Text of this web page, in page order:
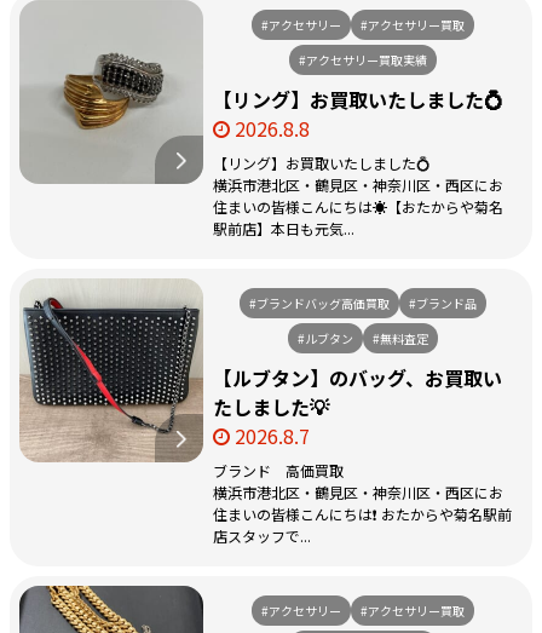
#アクセサリー
#アクセサリー買取
#アクセサリー買取実績
【リング】お買取いたしました💍
2026.8.8
【リング】お買取いたしました💍
横浜市港北区・鶴見区・神奈川区・西区にお
住まいの皆様こんにちは☀️【おたからや菊名
駅前店】本日も元気...
#ブランドバッグ高価買取
#ブランド品
#ルブタン
#無料査定
【ルブタン】のバッグ、お買取い
たしました💡
2026.8.7
ブランド 高価買取
横浜市港北区・鶴見区・神奈川区・西区にお
住まいの皆様こんにちは❗️ おたからや菊名駅前
店スタッフで...
#アクセサリー
#アクセサリー買取